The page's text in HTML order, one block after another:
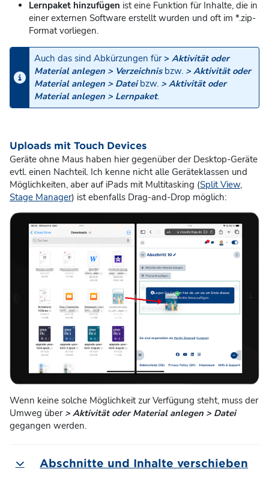
Lernpaket hinzufügen ist eine Funktion für Inhalte, die in
einer externen Software erstellt wurden und oft im *.zip-
Format vorliegen.
Auch das sind Abkürzungen für> Aktivität oder
Material anlegen > Verzeichnisbzw. > Aktivität oder
Material anlegen > Dateibzw. > Aktivität oder
Material anlegen > Lernpaket.
Uploads mit Touch Devices
Geräte ohne Maus haben hier gegenüber der Desktop-Geräte
evtl. einen Nachteil. Ich kenne nicht alle Geräteklassen und
Möglichkeiten, aber auf iPads mit Multitasking (Split View,
Stage Manager) ist ebenfalls Drag-and-Drop möglich:
Wenn keine solche Möglichkeit zur Verfügung steht, muss der
Umweg über > Aktivität oder Material anlegen > Datei
gegangen werden.
EinklappenAbschnitte und Inhalte verschieben